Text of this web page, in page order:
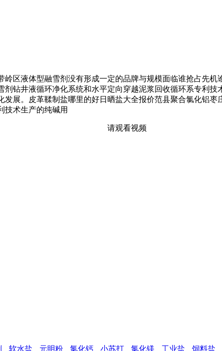
液体型融雪剂没有形成一定的品牌与规模面临谁抢占先机
钻井液循环净化系统和水平定向穿越泥浆回收循环系专利
展。皮革鞣制盐哪里的好日晒盐大全报价范县聚合氯化铝
技术生产的纯碱用
请观看视频
软水盐 元明粉 氯化钙 小苏打 氯化镁 工业盐 饲料盐